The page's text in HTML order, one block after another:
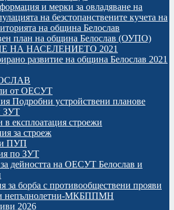
и мерки за овладяване на
на безстопанствените кучета на
на община Белослав
план на община Белослав (ОУПО)
НА НАСЕЛЕНИЕТО 2021
развитие на община Белослав 2021
от ОЕСУТ
Подробни устройствени планове
ЗУТ
в експлоатация строежи
за строеж
ПУП
по ЗУТ
дейността на ОЕСУТ Белослав и
за борба с противообществени прояви
и непълнолетни-МКБППМН
2026